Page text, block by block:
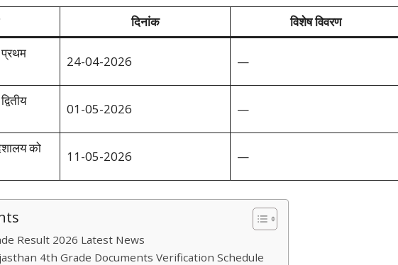
दिनांक
विशेष विवरण
24-04-2026 —
01-05-2026 —
को
11-05-2026 —
Result 2026 Latest News
4th Grade Documents Verification Schedule